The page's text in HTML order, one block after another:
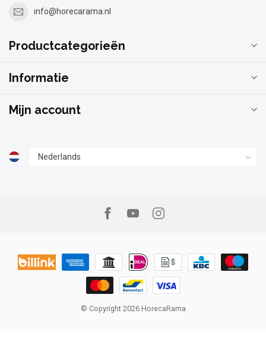
info@horecarama.nl
Productcategorieën
Informatie
Mijn account
© Copyright 2026 HorecaRama